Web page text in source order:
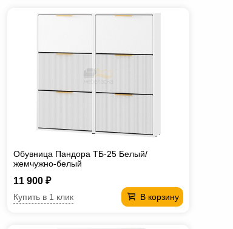
Обувница Пандора ТБ-25 Белый/
жемчужно-белый
11 900 ₽
В корзину
Купить в 1 клик